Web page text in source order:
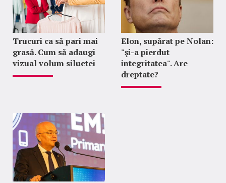
Trucuri ca să pari mai
grasă. Cum să adaugi
vizual volum siluetei
Elon, supărat pe Nolan:
"şi-a pierdut
integritatea". Are
dreptate?